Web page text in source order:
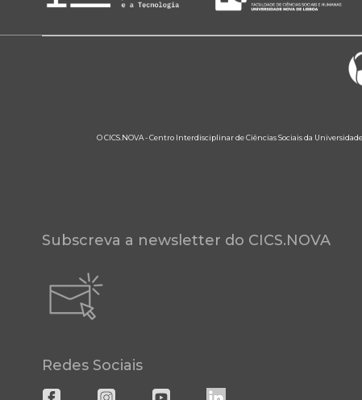
O CICS.NOVA - Centro Interdisciplinar de Ciências Sociais da
Subscreva a newsletter do CICS.NOVA
Redes Sociais